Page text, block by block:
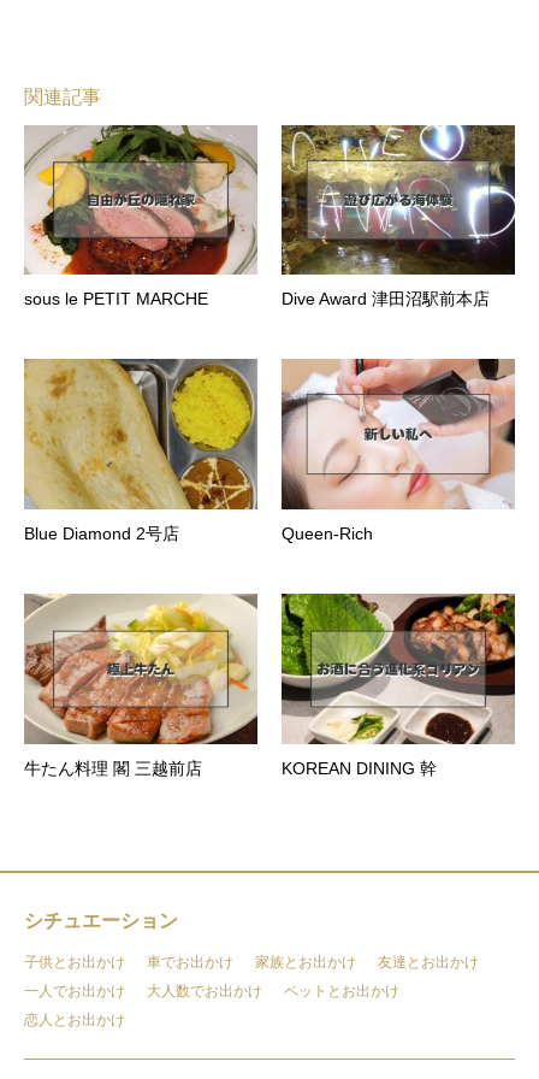
関連記事
sous le PETIT MARCHE Dive Award 津田沼駅前本店
Blue Diamond 2号店 Queen-Rich
牛たん料理 閣 三越前店 KOREAN DINING 幹
シチュエーション
子供とお出かけ 車でお出かけ 家族とお出かけ
友達とお出かけ
一人でお出かけ
大人数でお出かけ
ペットとお出かけ
恋人とお出かけ